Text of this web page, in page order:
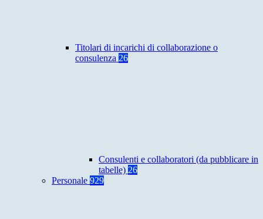
Titolari di incarichi di collaborazione o
consulenza 26
Consulenti e collaboratori (da pubblicare in
tabelle) 26
Personale 929